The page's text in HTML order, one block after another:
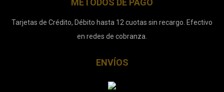
MÉTODOS DE PAGO
Tarjetas de Crédito, Débito hasta 12 cuotas sin recargo. Efectivo
en redes de cobranza.
ENVÍOS